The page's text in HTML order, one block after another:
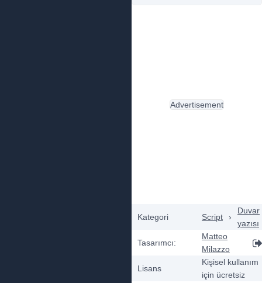
Kategori Script ›
Duvar
yazısı
Tasarımcı:
Matteo
Milazzo
Lisans
Kişisel kullanım
için ücretsiz
Advertisement